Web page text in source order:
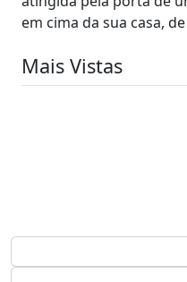
em cima da sua casa,
Mais Vistas